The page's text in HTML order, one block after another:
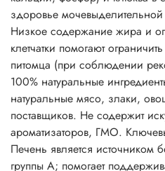
здоровье
Низкое содержание жира и
клетчатки помогают
питомца (при соблюдении
100% натуральные
натуральные мясо, злаки,
поставщиков. Не содержит
ароматизаторов, ГМО.
Печень является источником
группы А; помогает